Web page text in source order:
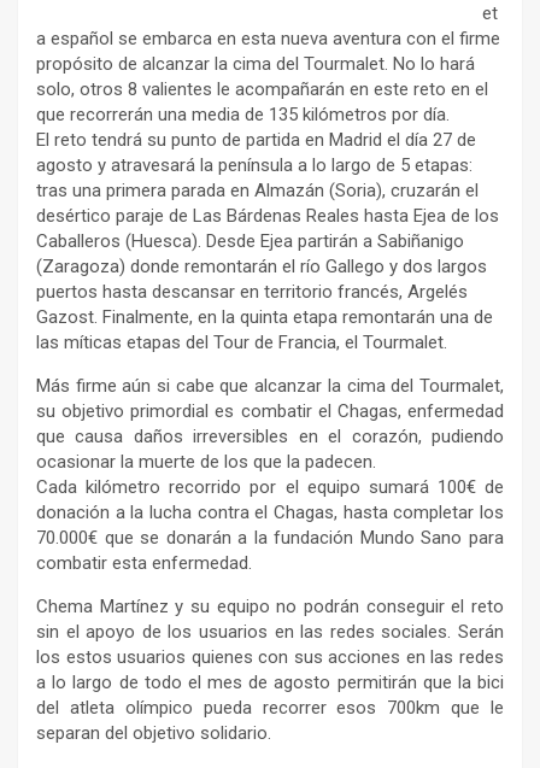
et
a español se embarca en esta nueva aventura con el firme
propósito de alcanzar la cima del Tourmalet. No lo hará
solo, otros 8 valientes le acompañarán en este reto en el
que recorrerán una media de 135 kilómetros por día.
El reto tendrá su punto de partida en Madrid el día 27 de
agosto y atravesará la península a lo largo de 5 etapas:
tras una primera parada en Almazán (Soria), cruzarán el
desértico paraje de Las Bárdenas Reales hasta Ejea de los
Caballeros (Huesca). Desde Ejea partirán a Sabiñanigo
(Zaragoza) donde remontarán el río Gallego y dos largos
puertos hasta descansar en territorio francés, Argelés
Gazost. Finalmente, en la quinta etapa remontarán una de
las míticas etapas del Tour de Francia, el Tourmalet.
Más firme aún si cabe que alcanzar la cima del Tourmalet,
su objetivo primordial es combatir el Chagas, enfermedad
que causa daños irreversibles en el corazón, pudiendo
ocasionar la muerte de los que la padecen.
Cada kilómetro recorrido por el equipo sumará 100€ de
donación a la lucha contra el Chagas, hasta completar los
70.000€ que se donarán a la fundación Mundo Sano para
combatir esta enfermedad.
Chema Martínez y su equipo no podrán conseguir el reto
sin el apoyo de los usuarios en las redes sociales. Serán
los estos usuarios quienes con sus acciones en las redes
a lo largo de todo el mes de agosto permitirán que la bici
del atleta olímpico pueda recorrer esos 700km que le
separan del objetivo solidario.